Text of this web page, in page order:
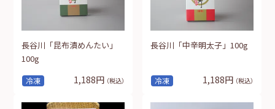
冷凍
長谷川「昆布漬めんたい」
100g
1,188円 （税込） 冷凍
長谷川「中辛明太子」100g
1,188円 （税込）